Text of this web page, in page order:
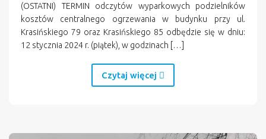
(OSTATNI) TERMIN odczytów wyparkowych podzielników
kosztów centralnego ogrzewania w budynku przy ul.
Krasińskiego 79 oraz Krasińskiego 85 odbędzie się w dniu:
12 stycznia 2024 r. (piątek), w godzinach […]
Czytaj więcej